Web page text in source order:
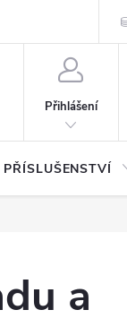
Přihlášení
a